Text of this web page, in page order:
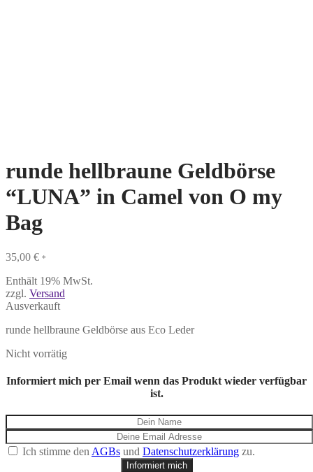
runde hellbraune Geldbörse
“LUNA” in Camel von O my
Bag
35,00 € *
Enthält 19% MwSt.
zzgl. Versand
Ausverkauft
runde hellbraune Geldbörse aus Eco Leder
Nicht vorrätig
Informiert mich per Email wenn das Produkt wieder verfügbar
ist.
Ich stimme denAGBs und Datenschutzerklärung zu.
Informiert mich